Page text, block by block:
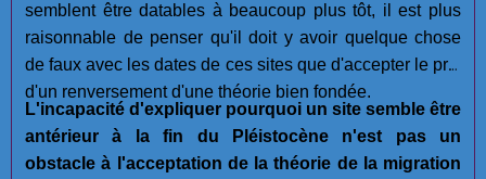
semblent être datables à beaucoup plus tôt, il est plus
raisonnable de penser qu'il doit y avoir quelque chose
de faux avec les dates de ces sites que d'accepter le prix
d'un renversement d'une théorie bien fondée.
L'incapacité d'expliquer pourquoi un site semble être
antérieur à la fin du Pléistocène n'est pas un
obstacle à l'acceptation de la théorie de la migration